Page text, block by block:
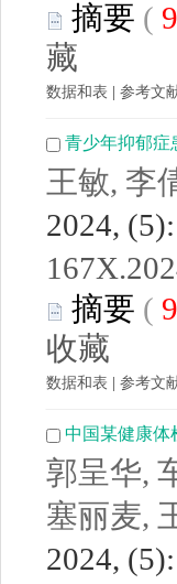
摘要 (
藏
数据和表 参考文
青少年抑郁症
王敏, 李
2024,
摘要 (
收藏
数据和表 参考文
中国某健康体
郭呈华,
塞丽麦,
2024,